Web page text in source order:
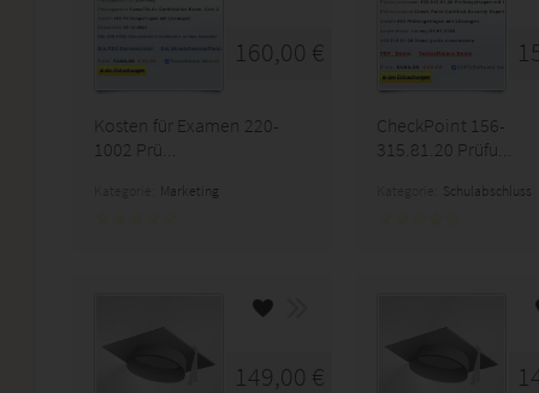
160,00 €
Kosten für Examen 220-
1002 Prü...
Marketing
CheckPoint 156-
315.81.20 Prüfu...
Schulabschluss
149,00 €